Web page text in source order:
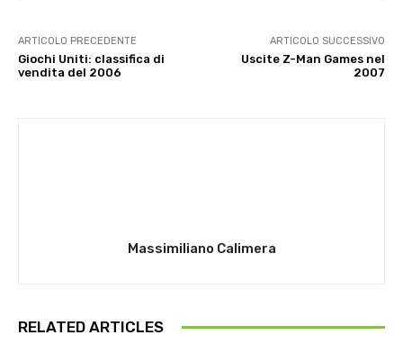
ARTICOLO PRECEDENTE
Giochi Uniti: classifica di
vendita del 2006
ARTICOLO SUCCESSIVO
Uscite Z-Man Games nel
2007
Massimiliano Calimera
RELATED ARTICLES